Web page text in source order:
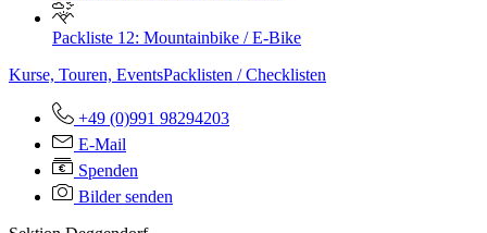
Packliste 12: Mountainbike / E-Bike
Kurse, Touren, EventsPacklisten / Checklisten
+49 (0)991 98294203
E-Mail
Spenden
Bilder senden